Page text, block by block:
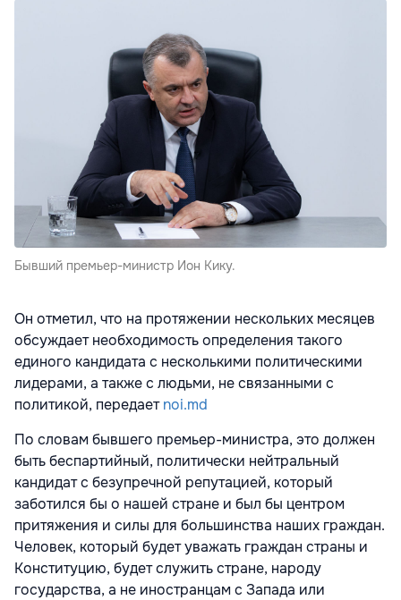
Бывший премьер-министр Ион Кику.
Он отметил, что на протяжении нескольких месяцев
обсуждает необходимость определения такого
единого кандидата с несколькими политическими
лидерами, а также с людьми, не связанными с
политикой, передаетnoi.md
По словам бывшего премьер-министра, это должен
быть беспартийный, политически нейтральный
кандидат с безупречной репутацией, который
заботился бы о нашей стране и был бы центром
притяжения и силы для большинства наших граждан.
Человек, который будет уважать граждан страны и
Конституцию, будет служить стране, народу
государства, а не иностранцам с Запада или